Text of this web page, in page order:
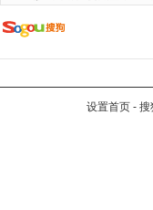
设置首页 - 搜